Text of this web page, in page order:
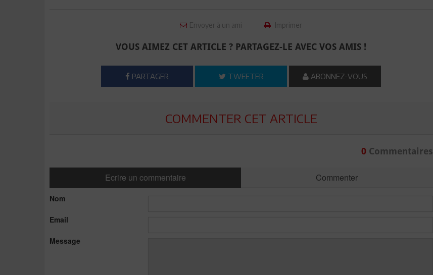
Envoyer à un ami Imprimer
VOUS AIMEZ CET ARTICLE ? PARTAGEZ-LE AVEC VOS AMIS !
PARTAGER TWEETER ABONNEZ-VOUS
COMMENTER CET ARTICLE
0Commentaires
Ecrire un commentaire Commenter
Nom
Email
Message